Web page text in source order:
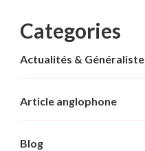
Categories
Actualités & Généraliste
Article anglophone
Blog